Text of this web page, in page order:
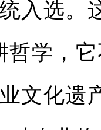
入选。
哲学，
文化遗